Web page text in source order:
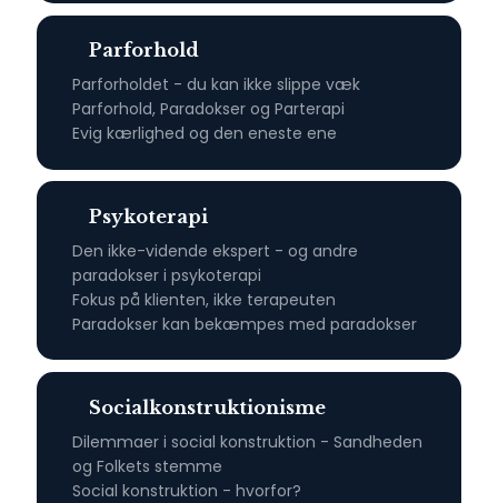
Parforhold​
Parforholdet - du kan ikke slippe væk
Parforhold, Paradokser og Parterapi
Evig kærlighed og den eneste ene
Psykoterapi​
Den ikke-vidende ekspert - og andre
paradokser i psykoterapi
Fokus på klienten, ikke terapeuten
Paradokser kan bekæmpes med paradokser
Socialkonstruktionisme
​Dilemmaer i social konstruktion - Sandheden
og Folkets stemme​
Social konstruktion - hvorfor?